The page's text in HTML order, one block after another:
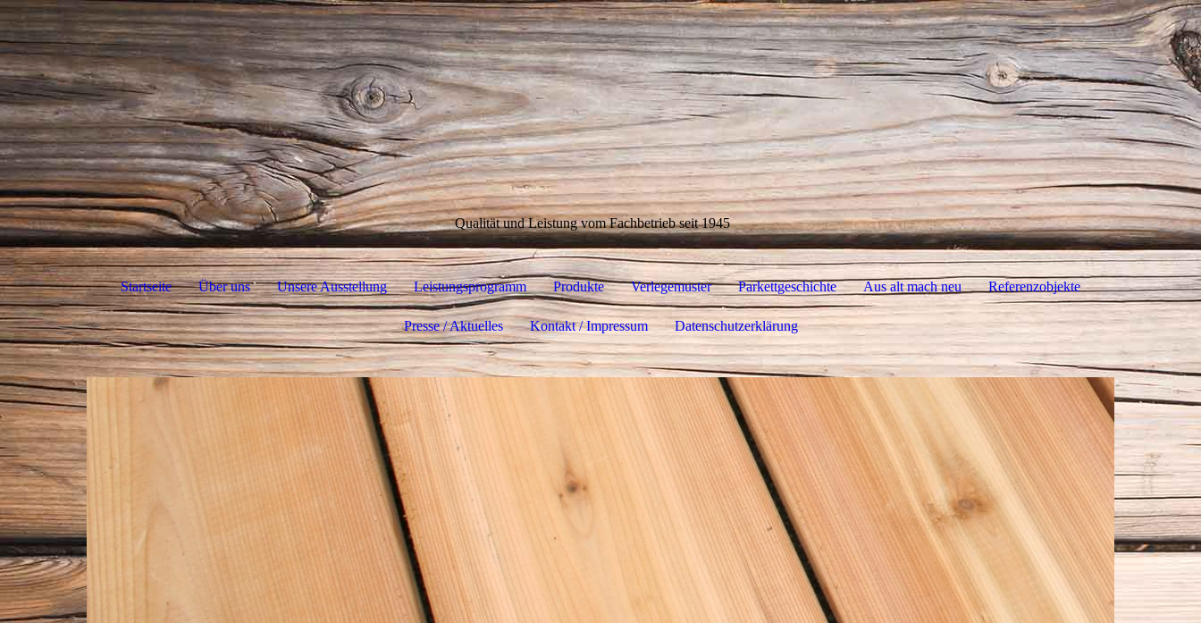
Qualität und Leistung vom Fachbetrieb seit 1945
Startseite Über uns Unsere Ausstellung Leistungsprogramm Produkte Verlegemuster Parkettgeschichte Aus alt mach neu Referenzobjekte
Presse / Aktuelles Kontakt / Impressum Datenschutzerklärung